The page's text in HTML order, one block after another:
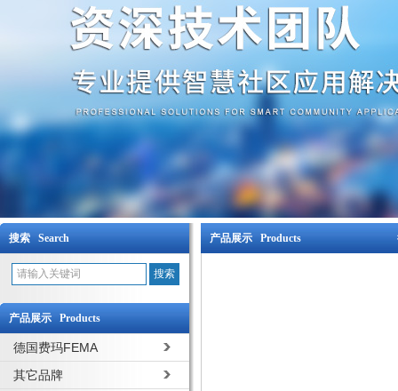
搜索 Search
产品展示 Products
德国费玛FEMA
其它品牌
产品展示 Products